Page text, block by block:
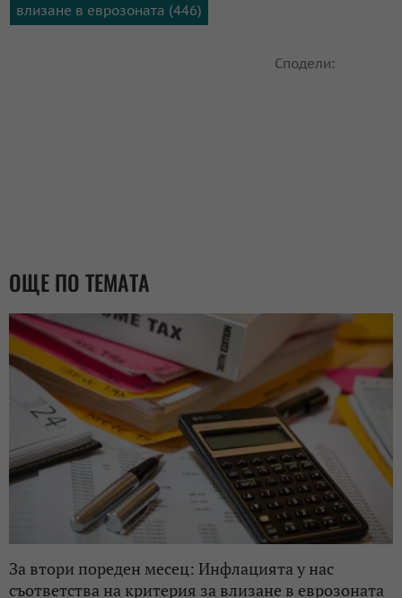
влизане в еврозоната (446)
Сподели:
ОЩЕ ПО ТЕМАТА
За втори пореден месец: Инфлацията у нас
съответства на критерия за влизане в еврозоната